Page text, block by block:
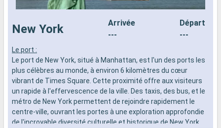
New York
Arrivée
---
Départ
---
Le port :
Le port de New York, situé à Manhattan, est l'un des ports les
plus célèbres au monde, à environ 6 kilomètres du cœur
vibrant de Times Square. Cette proximité offre aux visiteurs
un rapide à l'effervescence de la ville. Des taxis, des bus, et le
métro de New York permettent de rejoindre rapidement le
centre-ville, ouvrant les portes à une exploration approfondie
de l'incroyable diversité culturelle et historique de New York.